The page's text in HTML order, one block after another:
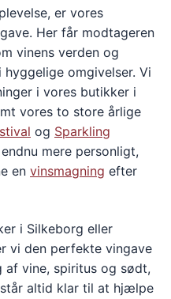
er vores
Her får modtageren
vinens verden og
omgivelser. Vi
i vores butikker i
vores to store årlige
og Sparkling
mere personligt,
en vinsmagning efter
i Silkeborg eller
vi den perfekte vingave
vine, spiritus og sødt,
altid klar til at hjælpe